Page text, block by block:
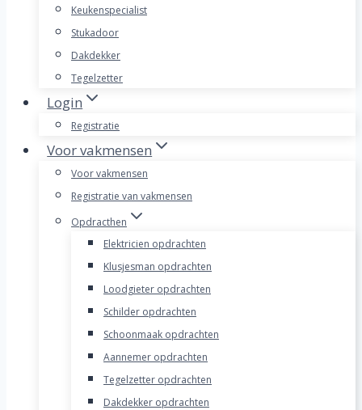
Keukenspecialist
Stukadoor
Dakdekker
Tegelzetter
Login
Registratie
Voor vakmensen
Voor vakmensen
Registratie van vakmensen
Opdracthen
Elektricien opdrachten
Klusjesman opdrachten
Loodgieter opdrachten
Schilder opdrachten
Schoonmaak opdrachten
Aannemer opdrachten
Tegelzetter opdrachten
Dakdekker opdrachten